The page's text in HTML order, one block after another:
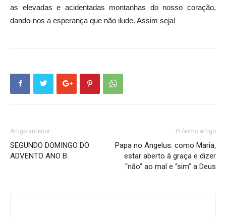
as elevadas e acidentadas montanhas do nosso coração,
dando-nos a esperança que não ilude. Assim seja!
Artigo anterior
SEGUNDO DOMINGO DO
ADVENTO ANO B
Próximo artigo
Papa no Angelus: como Maria,
estar aberto à graça e dizer
“não” ao mal e “sim” a Deus